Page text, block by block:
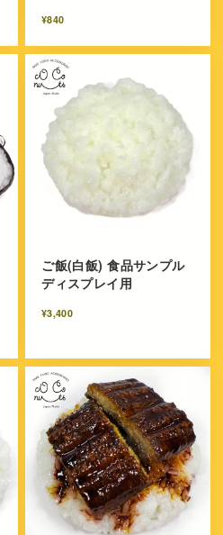
¥840
ご飯(白飯) 食品サンプル
ディスプレイ用
¥3,400